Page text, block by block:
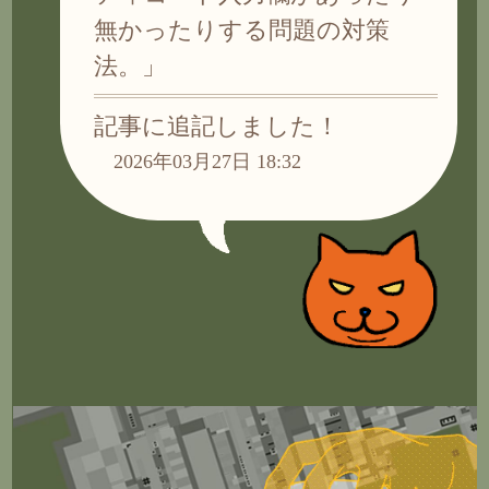
無かったりする問題の対策
法。」
記事に追記しました！
2026年03月27日 18:32